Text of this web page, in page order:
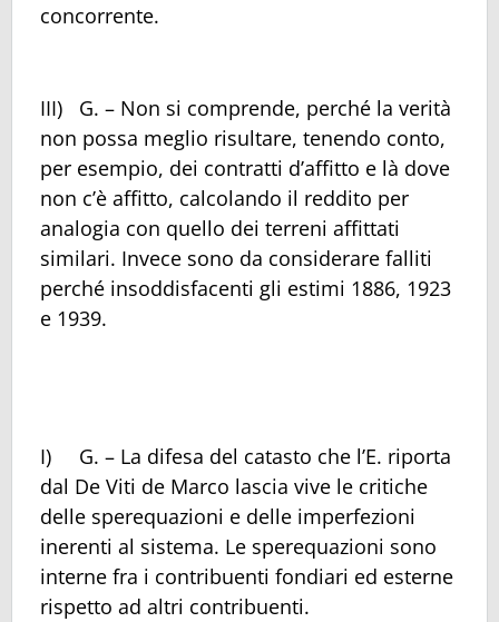
concorrente.
III) G. – Non si comprende, perché la verità
non possa meglio risultare, tenendo conto,
per esempio, dei contratti d’affitto e là dove
non c’è affitto, calcolando il reddito per
analogia con quello dei terreni affittati
similari. Invece sono da considerare falliti
perché insoddisfacenti gli estimi 1886, 1923
e 1939.
I) G. – La difesa del catasto che l’E. riporta
dal De Viti de Marco lascia vive le critiche
delle sperequazioni e delle imperfezioni
inerenti al sistema. Le sperequazioni sono
interne fra i contribuenti fondiari ed esterne
rispetto ad altri contribuenti.